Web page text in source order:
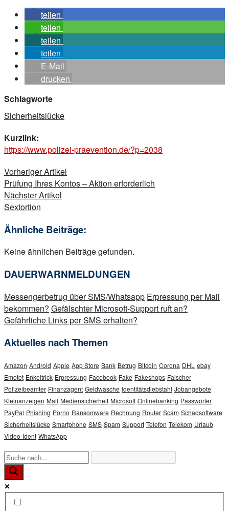
teilen
teilen
teilen
teilen
E-Mail
drucken
Schlagworte
Sicherheitslücke
Kurzlink:
https://www.polizei-praevention.de/?p=2038
Beitragsnavigation
Vorheriger Artikel
Prüfung Ihres Kontos – Aktion erforderlich
Nächster Artikel
Sextortion
Ähnliche Beiträge:
Keine ähnlichen Beiträge gefunden.
DAUERWARNMELDUNGEN
Messengerbetrug über SMS/Whatsapp Erpressung per Mail
bekommen? Gefälschter Microsoft-Support ruft an?
Gefährliche Links per SMS erhalten?
Aktuelles nach Themen
Amazon Android Apple App Store Bank Betrug Bitcoin Corona DHL ebay
Emotet Enkeltrick Erpressung Facebook Fake Fakeshops Falscher
Polizeibeamter Finanzagent Geldwäsche Identitätsdiebstahl Jobangebote
Kleinanzeigen Mail Mediensicherheit Microsoft Onlinebanking Passwörter
PayPal Phishing Porno Ransomware Rechnung Router Scam Schadsoftware
Sicherheitslücke Smartphone SMS Spam Support Telefon Telekom Urlaub
Video-Ident WhatsApp